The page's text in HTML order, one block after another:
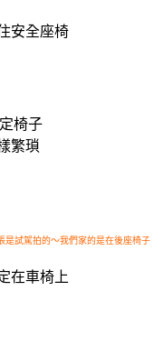
安全座椅
椅子
繁瑣
是試駕拍的～我們家的是在後座椅子
在車椅上